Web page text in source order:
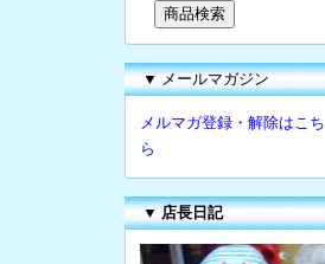
▼ メールマガジン
メルマガ登録・解除はこち
ら
▼ 店長日記